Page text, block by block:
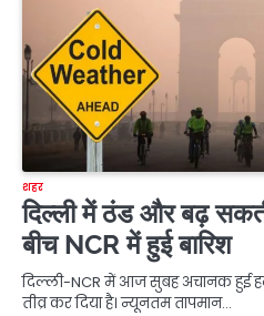
शहर
दिल्ली में ठंड और बढ़
बीच NCR में हुई बारिश
दिल्ली-NCR में आज सुबह अचानक हुई
तीव्र कर दिया है। न्यूनतम तापमान…